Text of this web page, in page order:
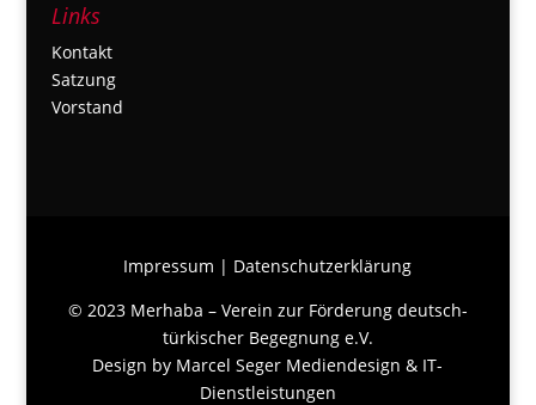
Links
Kontakt
Satzung
Vorstand
Impressum | Datenschutzerklärung
© 2023 Merhaba – Verein zur Förderung deutsch-
türkischer Begegnung e.V.
Design by Marcel Seger Mediendesign & IT-
Dienstleistungen